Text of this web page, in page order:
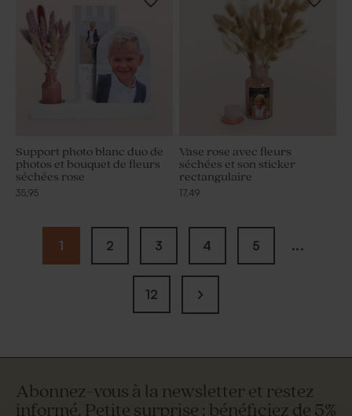
Support photo blanc duo de
photos et bouquet de fleurs
séchées rose
35,95
Vase rose avec fleurs
séchées et son sticker
rectangulaire
17,49
1 2 3 4 5 ...
12
Abonnez-vous à la newsletter et restez
informé. Petite surprise : bénéficiez de 5%